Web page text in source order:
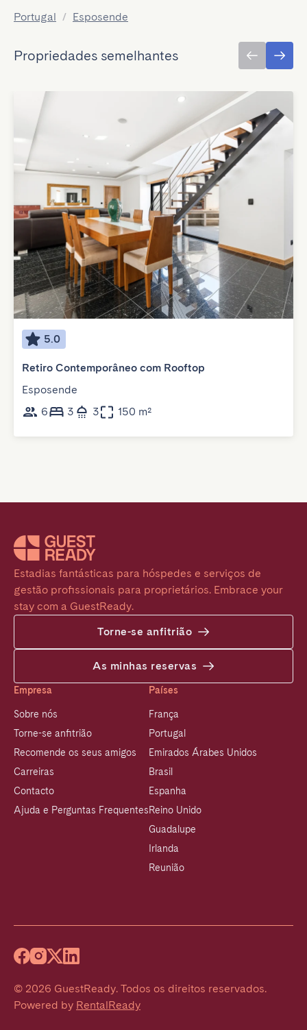
Portugal / Esposende
Propriedades semelhantes
5.0
Retiro Contemporâneo com Rooftop
Esposende
6
3 3 150 m²
Estadias fantásticas para hóspedes e serviços de
gestão profissionais para proprietários. Embrace your
stay com a GuestReady.
Torne-se anfitrião
As minhas reservas
Empresa
Sobre nós
Torne-se anfitrião
Recomende os seus amigos
Carreiras
Contacto
Ajuda e Perguntas Frequentes
Países
França
Portugal
Emirados Árabes Unidos
Brasil
Espanha
Reino Unido
Guadalupe
Irlanda
Reunião
© 2026 GuestReady. Todos os direitos reservados.
Powered by RentalReady